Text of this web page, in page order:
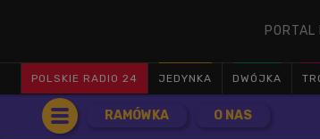
PORTAL
POLSKIE RADIO 24 JEDYNKA DWÓJKA
RAMÓWKA O NAS